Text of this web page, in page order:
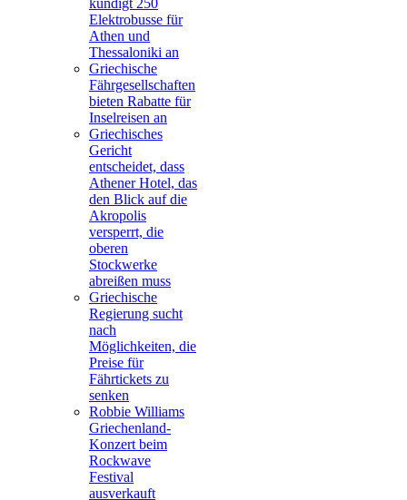
kündigt 250
Elektrobusse für
Athen und
Thessaloniki an
Griechische
Fährgesellschaften
bieten Rabatte für
Inselreisen an
Griechisches
Gericht
entscheidet, dass
Athener Hotel, das
den Blick auf die
Akropolis
versperrt, die
oberen
Stockwerke
abreißen muss
Griechische
Regierung sucht
nach
Möglichkeiten, die
Preise für
Fährtickets zu
senken
Robbie Williams
Griechenland-
Konzert beim
Rockwave
Festival
ausverkauft